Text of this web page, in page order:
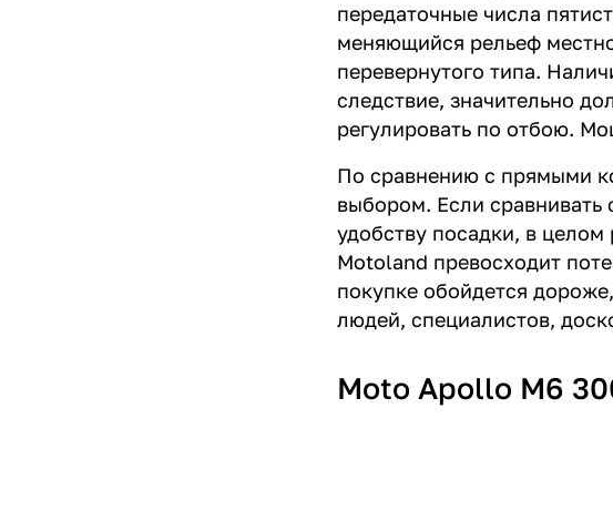
передаточные числа
меняющийся рельеф
перевернутого типа.
следствие, значительно
регулировать по отбою.
По сравнению с прямыми
выбором. Если сравнивать
удобству посадки, в
Motoland превосходит
покупке обойдется
людей, специалистов,
Moto Apollo M6